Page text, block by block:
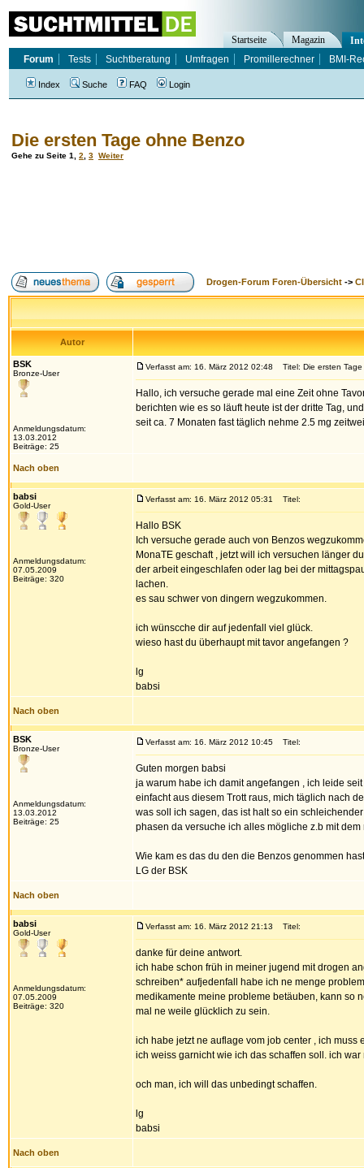
Die ersten Tage ohne Benzo
Gehe zu Seite 1 2 3 Weiter
Drogen-Forum Foren-Übersicht ->
Autor
BSK
Bronze-User
Anmeldungsdatum:
13.03.2012
Beiträge: 25
Verfasst am: 16. März 2012 02:48 Titel: Die ersten
Hallo, ich versuche gerade mal eine Zeit ohne
berichten wie es so läuft heute ist der dritte Tag,
seit ca. 7 Monaten fast täglich nehme 2.5 mg
Nach oben
babsi
Gold-User
Anmeldungsdatum:
07.05.2009
Beiträge: 320
Verfasst am: 16. März 2012 05:31 Titel:
Hallo BSK
Ich versuche gerade auch von Benzos
MonaTE geschaft , jetzt will ich versuchen länger
der arbeit eingeschlafen oder lag bei der
lachen.
es sau schwer von dingern wegzukommen.
ich wünscche dir auf jedenfall viel glück.
wieso hast du überhaupt mit tavor angefangen ?
lg
babsi
Nach oben
BSK
Bronze-User
Anmeldungsdatum:
13.03.2012
Beiträge: 25
Verfasst am: 16. März 2012 10:45 Titel:
Guten morgen babsi
ja warum habe ich damit angefangen , ich leide
einfacht aus diesem Trott raus, mich täglich nach
was soll ich sagen, das ist halt so ein
phasen da versuche ich alles mögliche z.b mit
Wie kam es das du den die Benzos genommen
LG der BSK
Nach oben
babsi
Gold-User
Anmeldungsdatum:
07.05.2009
Beiträge: 320
Verfasst am: 16. März 2012 21:13 Titel:
danke für deine antwort.
ich habe schon früh in meiner jugend mit drogen
schreiben* aufjedenfall habe ich ne menge
medikamente meine probleme betäuben, kann so
mal ne weile glücklich zu sein.
ich habe jetzt ne auflage vom job center , ich
ich weiss garnicht wie ich das schaffen soll. ich
och man, ich will das unbedingt schaffen.
lg
babsi
Nach oben
Startseite Magazin
Forum
Tests Suchtberatung Umfragen Promillerechner BMI-
Index Suche FAQ Login